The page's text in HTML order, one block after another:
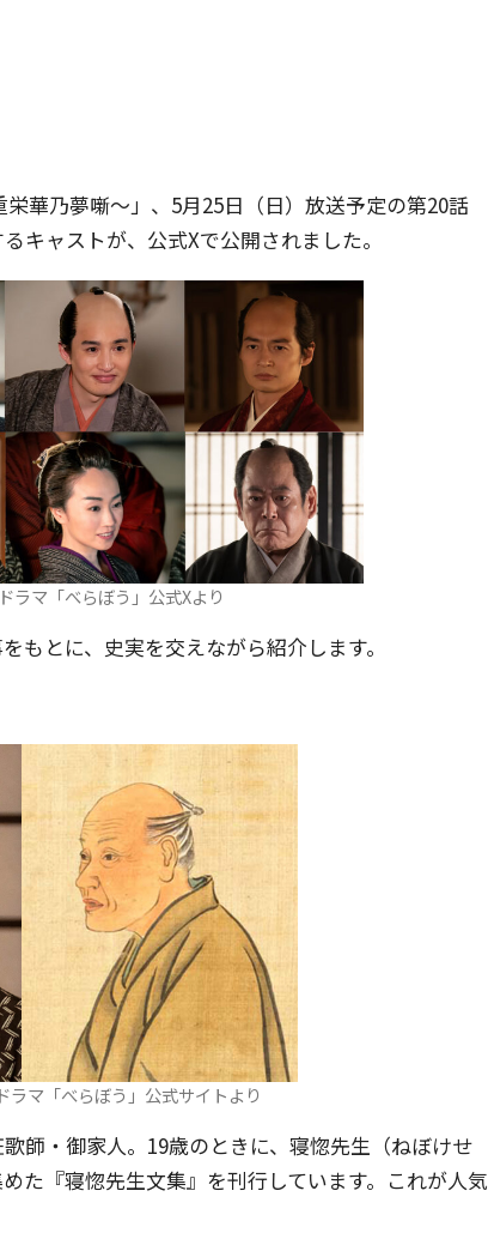
華乃夢噺〜」、5月25日（日）放送予定の第20話
キャストが、公式Xで公開されました。
ラマ「べらぼう」公式Xより
もとに、史実を交えながら紹介します。
ラマ「べらぼう」公式サイトより
師・御家人。19歳のときに、寝惚先生（ねぼけせ
た『寝惚先生文集』を刊行しています。これが人気